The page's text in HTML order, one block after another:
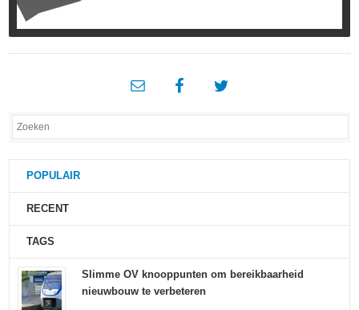
POPULAIR
RECENT
TAGS
Slimme OV knooppunten om bereikbaarheid
nieuwbouw te verbeteren